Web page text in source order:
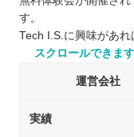
す。
Tech I.S.に興味があれ
スクロールできま
運営会社
実績